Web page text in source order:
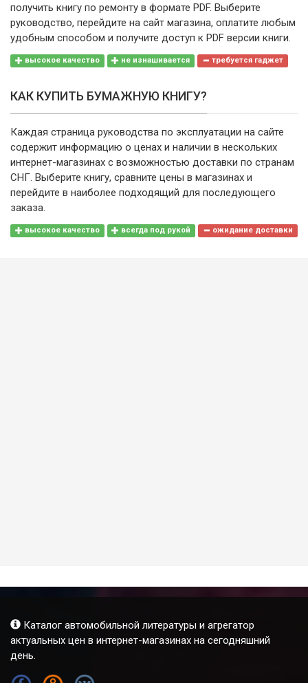
получить книгу по ремонту в формате PDF. Выберите
руководство, перейдите на сайт магазина, оплатите любым
удобным способом и получите доступ к PDF версии книги.
высокое качество не изнашивается требуется гаджет
КАК КУПИТЬ БУМАЖНУЮ КНИГУ?
Каждая страница руководства по эксплуатации на сайте
содержит информацию о ценах и наличии в нескольких
интернет-магазинах с возможностью доставки по странам
СНГ. Выберите книгу, сравните цены в магазинах и
перейдите в наиболее подходящий для последующего
заказа.
высокое качество всегда под рукой ожидание доставки
Каталог автомобильной литературы и агрегатор
актуальных цен в интернет-магазинах на сегодняшний
день.